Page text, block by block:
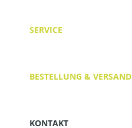
SERVICE
BESTELLUNG & VERSAND
KONTAKT